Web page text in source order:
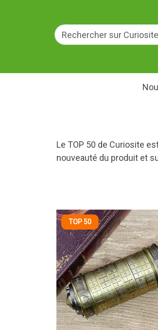
Le TOP 50 de Curiosite
nouveauté du produit et
TOP 50